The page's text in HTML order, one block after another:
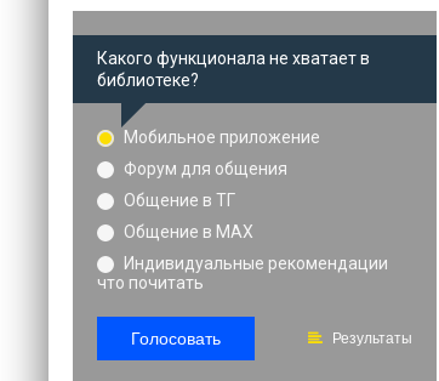
Какого функционала не хватает в
библиотеке?
Мобильное приложение
Форум для общения
Общение в ТГ
Общение в MAX
Индивидуальные рекомендации
что почитать
Голосовать Результаты